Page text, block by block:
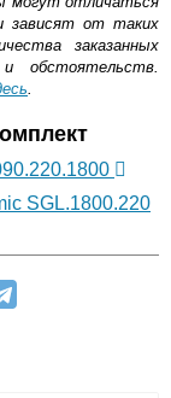
зависят от таких
заказанных
обстоятельств.
.
SGL.1800.220